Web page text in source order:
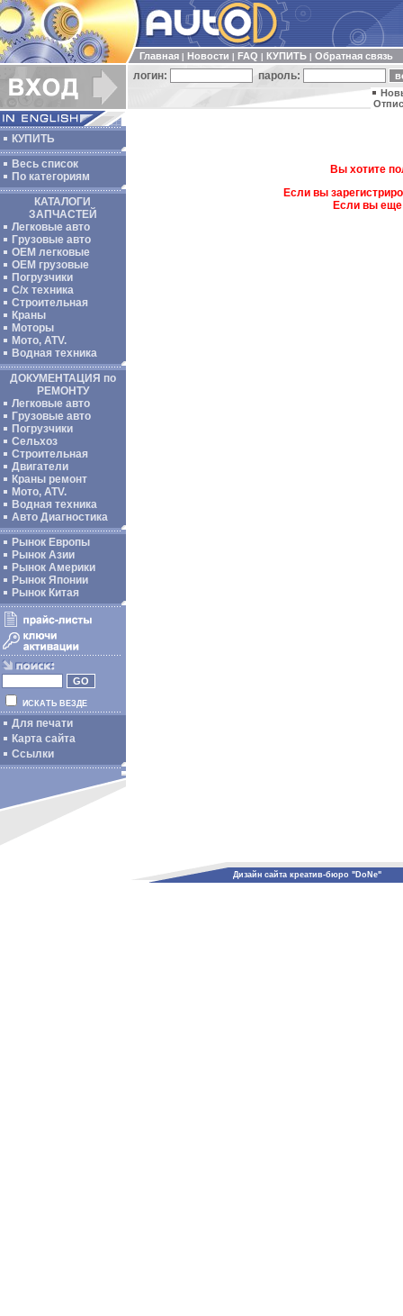
Главная Новости FAQ КУПИТЬ Обратная связь
логин: пароль:
КУПИТЬ
Весь список
По категориям
КАТАЛОГИ
ЗАПЧАСТЕЙ
Легковые авто
Грузовые авто
ОЕМ легковые
OEM грузовые
Погрузчики
С/х техника
Строительная
Краны
Моторы
Мото, ATV.
Водная техника
ДОКУМЕНТАЦИЯ по
РЕМОНТУ
Легковые авто
Грузовые авто
Погрузчики
Сельхоз
Строительная
Двигатели
Краны ремонт
Мото, ATV.
Водная техника
Авто Диагностика
Рынок Европы
Рынок Азии
Рынок Америки
Рынок Японии
Рынок Китая
ИСКАТЬ ВЕЗДЕ
Для печати
Карта сайта
Ссылки
Вы хотите
Если вы
Если вы еще
Дизайн сайта креатив-бюро "DoNe"